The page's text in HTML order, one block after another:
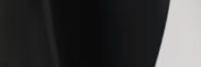
μας και βρες την ιδανική για το ταξίδι σου.